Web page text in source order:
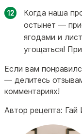
Когда наша
остынет —
ягодами и
угощаться!
Если вам
— делитесь
комментариях!
Автор рецепта: Гай